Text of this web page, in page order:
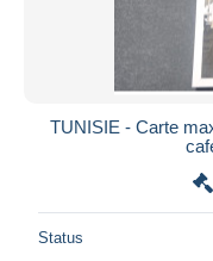
TUNISIE - Carte
Status